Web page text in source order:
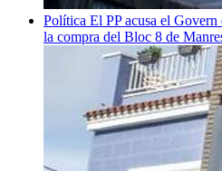
Política El PP acusa el
la compra del Bloc 8 de